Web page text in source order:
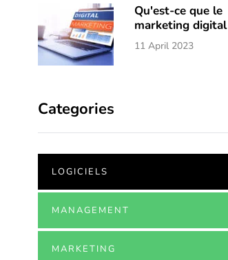
Qu'est-ce que le
marketing digital
11 April 2023
Categories
LOGICIELS
MANAGEMENT
MARKETING